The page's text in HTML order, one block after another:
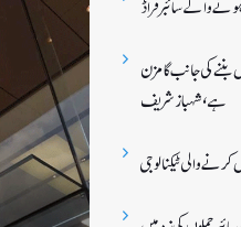
کی جانب گامزن
ہے، شہباز شریف
والی ٹیکنالوجی